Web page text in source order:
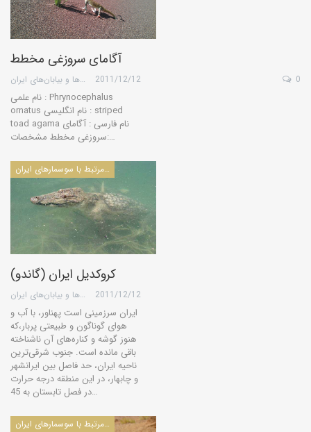
آگامای سروزغی مخطط
گروه کویرها و بیابان‌های ایران 2011/12/12 0
نام علمی : Phrynocephalus
ornatus نام انگلیسی : striped
toad agama نام فارسی : آگامای
سروزغی مخطط مشخصات:…
مقالات مرتبط با سوسمارهای ایران
كروكديل ایران (گاندو)
گروه کویرها و بیابان‌های ایران 2011/12/12
ایران سرزمینی است پهناور، با آب و
هوای گوناگون و طبیعتی پربار،‌كه
هنوز گوشه و كناره‌های آن ناشناخته
باقی مانده است. جنوب شرقی‌ترین
ناحیه ایران، حد فاصل بین ایرانشهر
و چابهار، در این منطقه درجه حرارت
در فصل تابستان به 45…
مقالات مرتبط با سوسمارهای ایران